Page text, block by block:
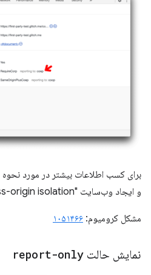
و ایجاد وب‌سایت "cross-origin isolation" این
مشکل کرومیوم: ۱۰۵۱۴۶۶
نمایش حالت report-only